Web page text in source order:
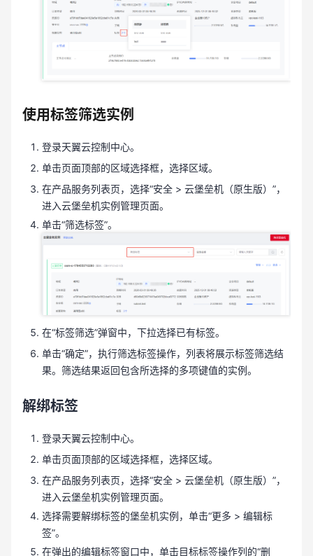
使用标签筛选实例
登录天翼云控制中心。
单击页面顶部的区域选择框，选择区域。
在产品服务列表页，选择“安全 > 云堡垒机（原生版）”，
进入云堡垒机实例管理页面。
单击“筛选标签”。
在“标签筛选”弹窗中，下拉选择已有标签。
单击“确定”，执行筛选标签操作，列表将展示标签筛选结
果。筛选结果返回包含所选择的多项键值的实例。
解绑标签
登录天翼云控制中心。
单击页面顶部的区域选择框，选择区域。
在产品服务列表页，选择“安全 > 云堡垒机（原生版）”，
进入云堡垒机实例管理页面。
选择需要解绑标签的堡垒机实例，单击“更多 > 编辑标
签”。
在弹出的编辑标签窗口中，单击目标标签操作列的“删